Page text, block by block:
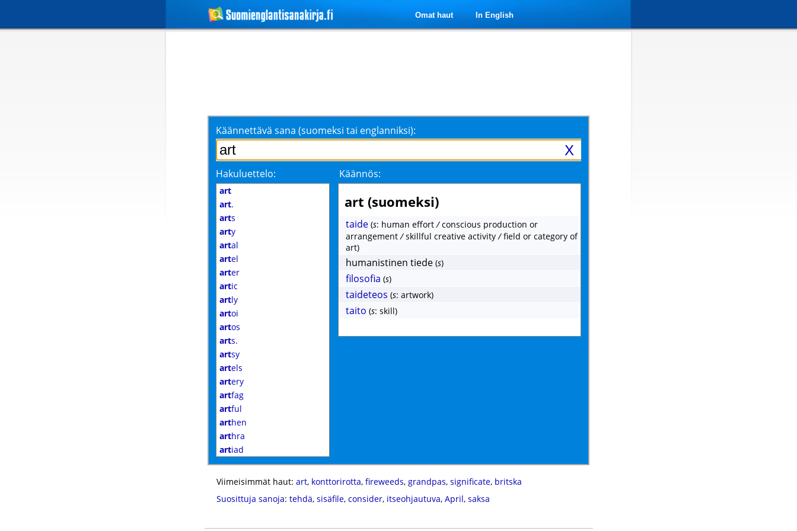
Omat haut In English
Käännettävä sana (suomeksi tai englanniksi):
X
Hakuluettelo: Käännös:
art
art.
arts
arty
artal
artel
arter
artic
artly
artoi
artos
arts.
artsy
artels
artery
artfag
artful
arthen
arthra
artiad
art (suomeksi)
taide (s: human effort/conscious production or
arrangement/skillful creative activity/field or category of
art)
humanistinen tiede (s)
filosofia (s)
taideteos (s: artwork)
taito (s: skill)
Viimeisimmät haut: art, konttorirotta, fireweeds, grandpas, significate, britska
Suosittuja sanoja: tehdä, sisäfile, consider, itseohjautuva, April, saksa